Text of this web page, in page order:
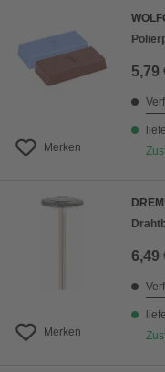
Merken
5,79
Merken
6,49